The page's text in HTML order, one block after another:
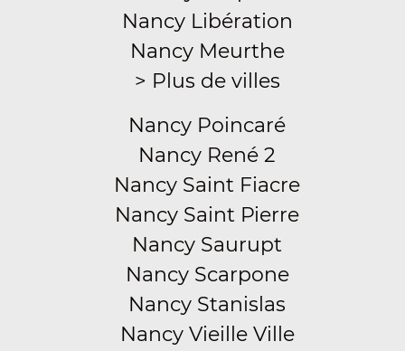
Nancy Libération
Nancy Meurthe
> Plus de villes
Nancy Poincaré
Nancy René 2
Nancy Saint Fiacre
Nancy Saint Pierre
Nancy Saurupt
Nancy Scarpone
Nancy Stanislas
Nancy Vieille Ville